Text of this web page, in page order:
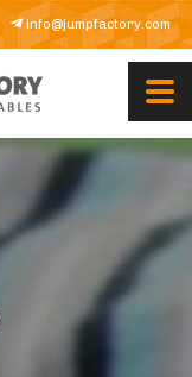
info@jumpfactory.com